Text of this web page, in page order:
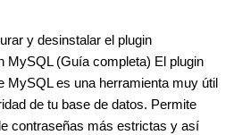
y desinstalar el plugin
MySQL (Guía completa) El plugin
MySQL es una herramienta muy útil
de tu base de datos. Permite
contraseñas más estrictas y así